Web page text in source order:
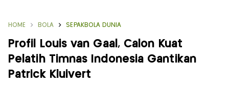
HOME BOLA SEPAKBOLA DUNIA
Profil Louis van Gaal, Calon Kuat
Pelatih Timnas Indonesia Gantikan
Patrick Kluivert